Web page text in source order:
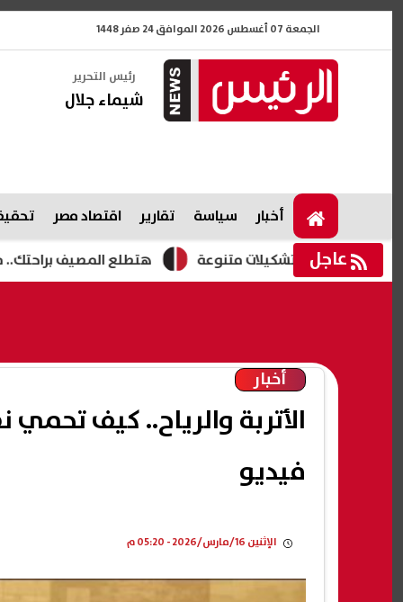
الجمعة 07 أغسطس 2026 الموافق 24 صفر 1448
رئيس التحرير
شيماء جلال
أخبار سياسة تقارير اقتصاد مصر
عاجل هتطلع المصيف براحتك.. موعد إجازة
أخبار
الأتربة والرياح.. كيف
فيديو
الإثنين 16/مارس/2026 - 05:20 م